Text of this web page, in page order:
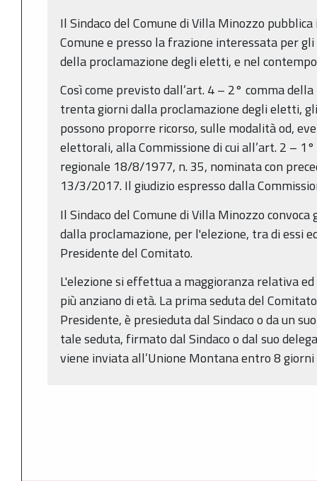
Il Sindaco del Comune di Villa Minozzo
Comune e presso la frazione interessata per
della proclamazione degli eletti, e nel
Così come previsto dall’art. 4 – 2° comma
trenta giorni dalla proclamazione degli eletti,
possono proporre ricorso, sulle modalità od,
elettorali, alla Commissione di cui all’art. 2 –
regionale 18/8/1977, n. 35, nominata con
13/3/2017. Il giudizio espresso dalla
Il Sindaco del Comune di Villa Minozzo
dalla proclamazione, per l'elezione, tra di essi
Presidente del Comitato.
L'elezione si effettua a maggioranza relativa
più anziano di età. La prima seduta del
Presidente, è presieduta dal Sindaco o da un
tale seduta, firmato dal Sindaco o dal suo
viene inviata all’Unione Montana entro 8